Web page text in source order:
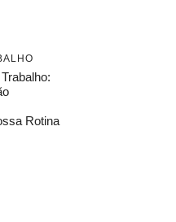
Rotina